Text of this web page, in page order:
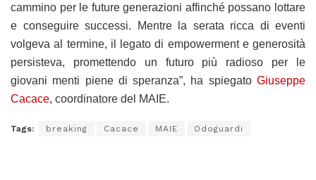
cammino per le future generazioni affinché possano lottare
e conseguire successi. Mentre la serata ricca di eventi
volgeva al termine, il legato di empowerment e generosità
persisteva, promettendo un futuro più radioso per le
giovani menti piene di speranza”, ha spiegato Giuseppe
Cacace, coordinatore del MAIE.
Tags: breaking Cacace MAIE Odoguardi